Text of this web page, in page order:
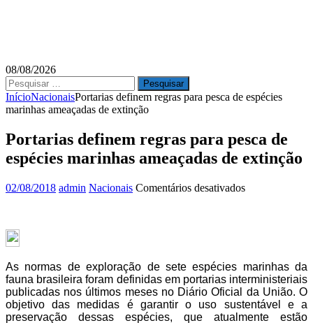
08/08/2026
Pesquisar
por:
InícioNacionaisPortarias definem regras para pesca de espécies
marinhas ameaçadas de extinção
Portarias definem regras para pesca de
espécies marinhas ameaçadas de extinção
02/08/2018 admin Nacionais Comentários desativadosem
de
espécies
marinhas
ameaçadas
de
As normas de exploração de sete espécies marinhas da
fauna brasileira foram definidas em portarias interministeriais
publicadas nos últimos meses no Diário Oficial da União. O
objetivo das medidas é garantir o uso sustentável e a
preservação dessas espécies, que atualmente estão